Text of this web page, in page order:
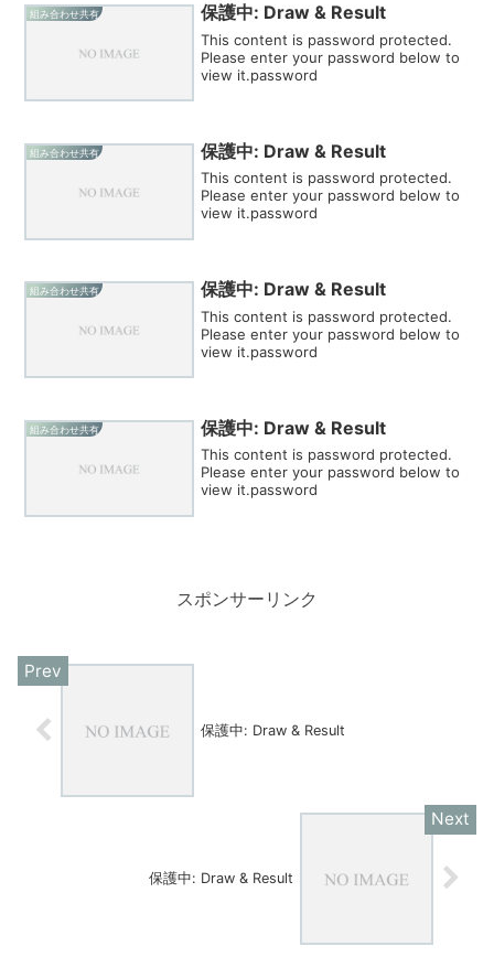
組み合わせ共有 保護中: Draw & Result
This content is password protected.
Please enter your password below to
view it.password
組み合わせ共有 保護中: Draw & Result
This content is password protected.
Please enter your password below to
view it.password
組み合わせ共有 保護中: Draw & Result
This content is password protected.
Please enter your password below to
view it.password
組み合わせ共有 保護中: Draw & Result
This content is password protected.
Please enter your password below to
view it.password
スポンサーリンク
保護中: Draw & Result
保護中: Draw & Result